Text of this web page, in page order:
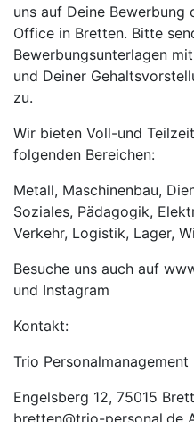
uns auf Deine Bewerbung
Office in Bretten. Bitte
Bewerbungsunterlagen
und Deiner
zu.
Wir bieten Voll-und
folgenden Bereichen:
Metall, Maschinenbau,
Soziales, Pädagogik,
Verkehr, Logistik, Lager,
Besuche uns auch auf
und Instagram
Kontakt:
Trio Personalmanagement
Engelsberg 12, 75015
bretten@trio-personal.de